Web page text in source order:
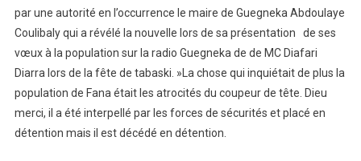
par une autorité en l’occurrence le maire de Guegneka Abdoulaye
Coulibaly qui a révélé la nouvelle lors de sa présentation de ses
vœux à la population sur la radio Guegneka de de MC Diafari
Diarra lors de la fête de tabaski. »La chose qui inquiétait de plus la
population de Fana était les atrocités du coupeur de tête. Dieu
merci, il a été interpellé par les forces de sécurités et placé en
détention mais il est décédé en détention.